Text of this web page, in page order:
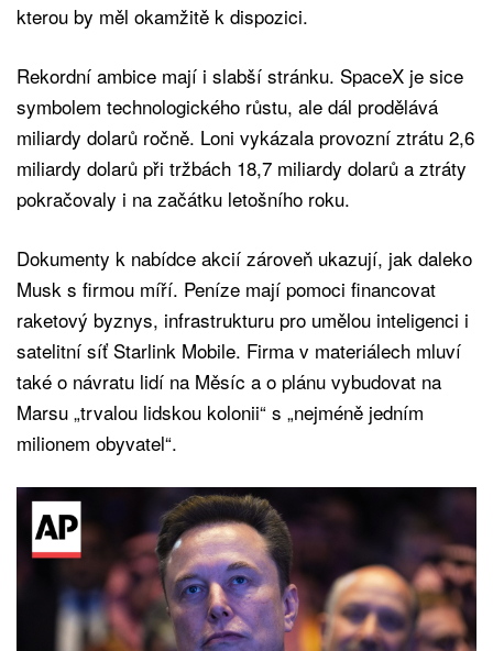
kterou by měl okamžitě k dispozici.
Rekordní ambice mají i slabší stránku. SpaceX je sice
symbolem technologického růstu, ale dál prodělává
miliardy dolarů ročně. Loni vykázala provozní ztrátu 2,6
miliardy dolarů při tržbách 18,7 miliardy dolarů a ztráty
pokračovaly i na začátku letošního roku.
Dokumenty k nabídce akcií zároveň ukazují, jak daleko
Musk s firmou míří. Peníze mají pomoci financovat
raketový byznys, infrastrukturu pro umělou inteligenci i
satelitní síť Starlink Mobile. Firma v materiálech mluví
také o návratu lidí na Měsíc a o plánu vybudovat na
Marsu „trvalou lidskou kolonii“ s „nejméně jedním
milionem obyvatel“.